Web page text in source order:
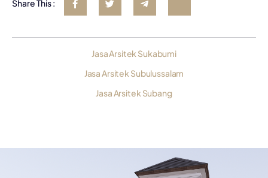
Share This :
Jasa Arsitek Sukabumi
Jasa Arsitek Subulussalam
Jasa Arsitek Subang